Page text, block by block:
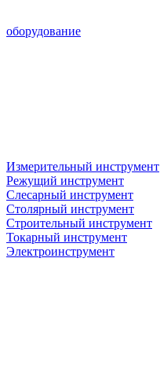
оборудование
Измерительный инструмент
Режущий инструмент
Слесарный инструмент
Столярный инструмент
Строительный инструмент
Токарный инструмент
Электроинструмент